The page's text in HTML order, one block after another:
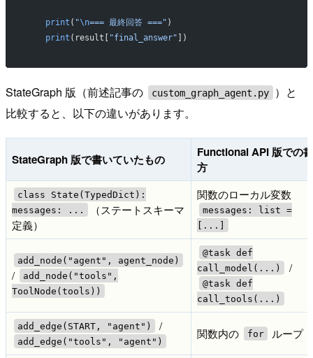
    print
( "\n=== 最終回答 ===" )
    print
(result[ "final_answer" ])
StateGraph 版（前述記事の custom_graph_agent.py
）と
比較すると、以下の違いがあります。
StateGraph 版で書いていたもの
Functional API 版での
方
class State(TypedDict):
messages: ...
（ステートスキーマ
定義）
関数のローカル変数
messages: list =
[...]
add_node("agent", agent_node)
/
add_node("tools",
ToolNode(tools))
@task def
call_model(...)
/
@task def
call_tools(...)
add_edge(START, "agent") /
add_edge("tools", "agent")
関数内の for ループ